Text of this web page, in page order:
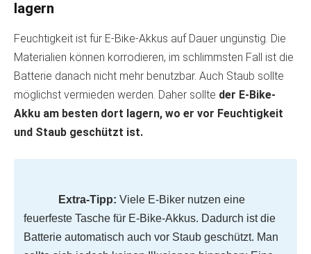
lagern
Feuchtigkeit ist für E-Bike-Akkus auf Dauer ungünstig. Die
Materialien können korrodieren, im schlimmsten Fall ist die
Batterie danach nicht mehr benutzbar. Auch Staub sollte
möglichst vermieden werden. Daher sollte der E-Bike-
Akku am besten dort lagern, wo er vor Feuchtigkeit
und Staub geschützt ist.
Extra-Tipp: Viele E-Biker nutzen eine
feuerfeste Tasche für E-Bike-Akkus. Dadurch ist die
Batterie automatisch auch vor Staub geschützt. Man